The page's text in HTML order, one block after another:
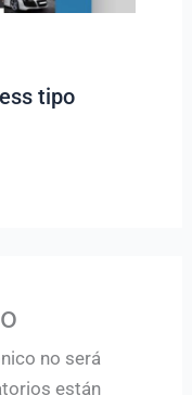
tipo
no será
están